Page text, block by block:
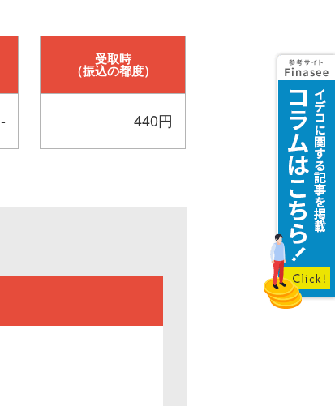
-
受取時
（振込の都度）
440円